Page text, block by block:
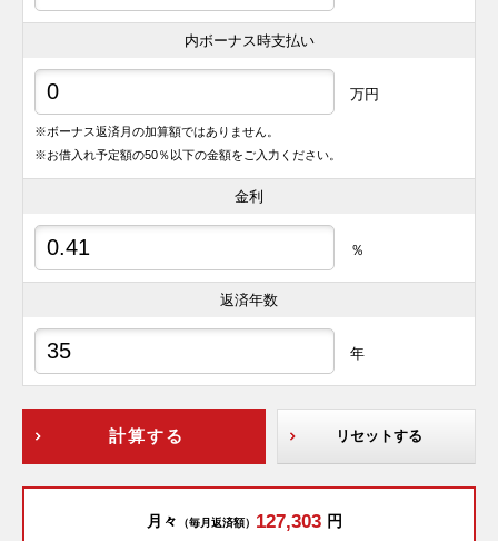
内ボーナス時支払い
万円
※ボーナス返済月の加算額ではありません。
※お借入れ予定額の50％以下の金額をご入力ください。
金利
％
返済年数
年
計算する リセットする
月々 （毎月返済額） 127,303 円